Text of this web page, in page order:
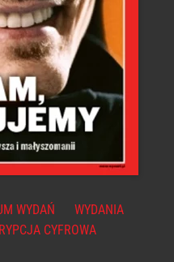
WYDAŃ
WYDANIA
CYFROWA